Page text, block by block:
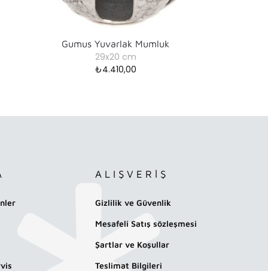
Gumus Yuvarlak Mumluk
29x20 cm
₺4.410,00
ALIŞVERİŞ
Gizlilik ve Güvenlik
Mesafeli Satış sözleşmesi
Şartlar ve Koşullar
Teslimat Bilgileri